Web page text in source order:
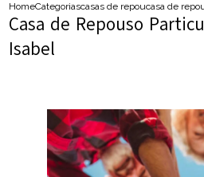
HomeCategoriascasas de repousocasa de
Casa de Repouso
Isabel